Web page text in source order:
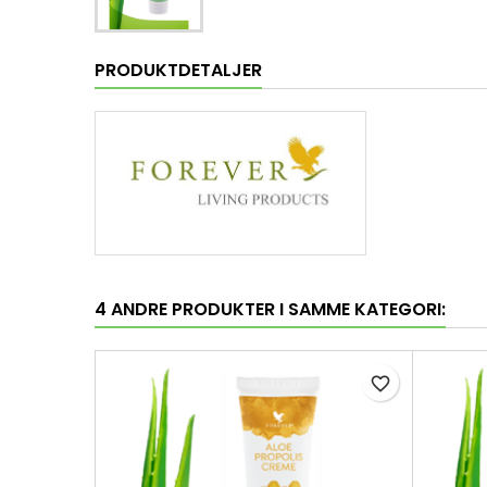
PRODUKTDETALJER
4 ANDRE PRODUKTER I SAMME KATEGORI:
favorite_border